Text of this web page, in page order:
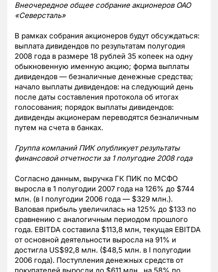
Внеочередное общее собрание акционеров ОАО
«Северсталь»
В рамках собрания акционеров будут обсуждаться:
выплата дивидендов по результатам полугодия
2008 года в размере 18 рублей 35 копеек на одну
обыкновенную именную акцию; форма выплаты
дивидендов — безналичные денежные средства;
начало выплаты дивидендов: на следующий день
после даты составления протокола об итогах
голосования; порядок выплаты дивидендов:
дивиденды акционерам переводятся безналичным
путем на счета в банках.
Группа компаний ПИК опубликует результаты
финансовой отчетности за 1 полугодие 2008 года
Согласно данным, выручка ГК ПИК по МСФО
выросла в 1 полугодии 2007 года на 126% до $744
млн. (в I полугодии 2006 года — $329 млн.).
Валовая прибыль увеличилась на 125% до $133 по
сравнению с аналогичным периодом прошлого
года. EBITDA составила $113,8 млн, текущая EBITDA
от основной деятельности выросла на 91% и
достигла US$92,8 млн. ($48,5 млн. в I полугодии
2006 года). Поступления денежных средств от